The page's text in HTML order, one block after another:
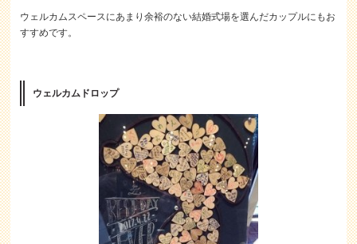
ウェルカムスペースにあまり余裕のない結婚式場を選んだカップルにもお
すすめです。
ウェルカムドロップ